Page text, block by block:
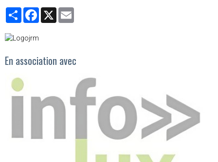
PartagerFacebook
X
En association avec